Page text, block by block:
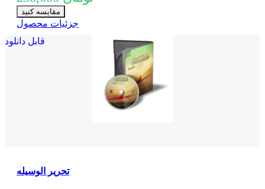
مقایسه کنید
جزئیات محصول
قابل دانلود
تحریر الوسیله